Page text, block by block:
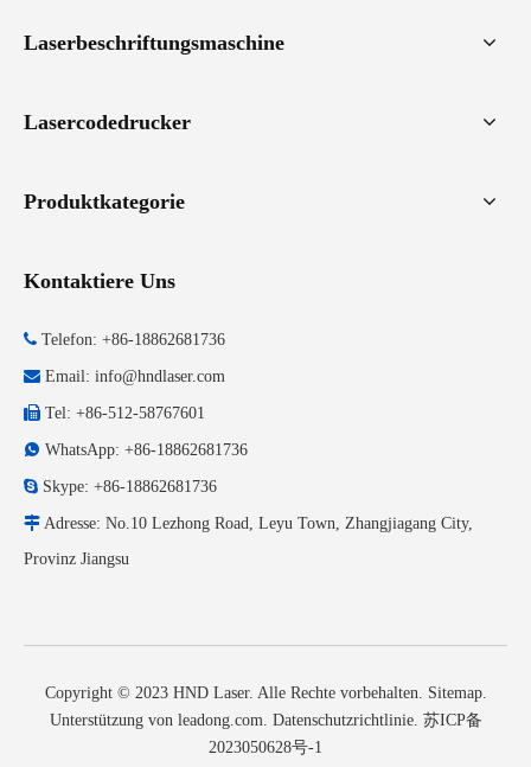
Laserbeschriftungsmaschine
Lasercodedrucker
Produktkategorie
Kontaktiere Uns
 Telefon: +86-18862681736
 Email: info@hndlaser.com
 Tel: +86-512-58767601
 WhatsApp: +86-18862681736
 Skype: +86-18862681736
 Adresse: No.10 Lezhong Road, Leyu Town, Zhangjiagang City,
Provinz Jiangsu
Copyright © 2023 HND Laser. Alle Rechte vorbehalten. Sitemap.
Unterstützung von leadong.com Datenschutzrichtlinie. 苏ICP备
2023050628号-1